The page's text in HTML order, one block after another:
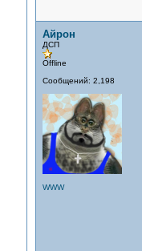
Айрон
ДСП
Offline
Сообщений: 2,198
WWW